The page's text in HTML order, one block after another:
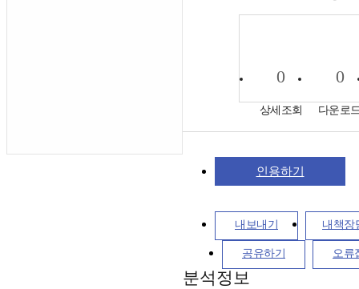
0
상세조회
0
다운로
인용하기
내보내기 내책장
공유하기 오류
분석정보